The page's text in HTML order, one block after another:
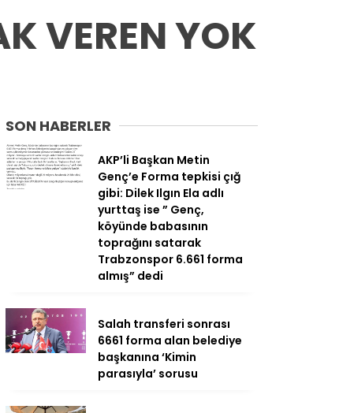
VEREN YOK
SON HABERLER
AKP’li Başkan Metin
Genç’e Forma tepkisi çığ
gibi: Dilek Ilgın Ela adlı
yurttaş ise ” Genç,
köyünde babasının
toprağını satarak
Trabzonspor 6.661 forma
almış” dedi
Salah transferi sonrası
6661 forma alan belediye
başkanına ‘Kimin
parasıyla’ sorusu